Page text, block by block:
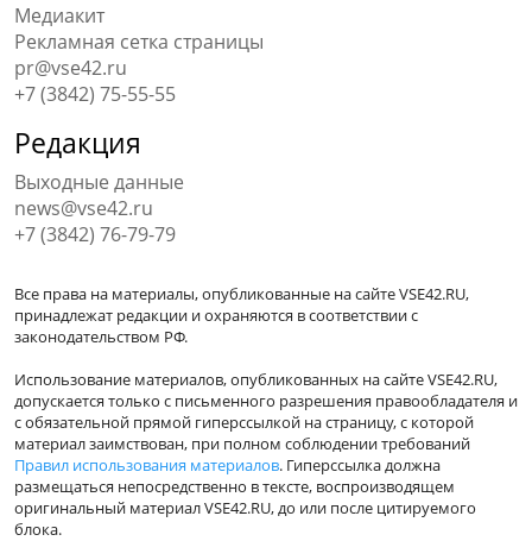
Медиакит
Рекламная сетка страницы
pr@vse42.ru
+7 (3842) 75-55-55
Редакция
Выходные данные
news@vse42.ru
+7 (3842) 76-79-79
Все права на материалы, опубликованные на сайте VSE42.RU,
принадлежат редакции и охраняются в соответствии с
законодательством РФ.
Использование материалов, опубликованных на сайте VSE42.RU,
допускается только с письменного разрешения правообладателя и
с обязательной прямой гиперссылкой на страницу, с которой
материал заимствован, при полном соблюдении требований
Правил использования материалов. Гиперссылка должна
размещаться непосредственно в тексте, воспроизводящем
оригинальный материал VSE42.RU, до или после цитируемого
блока.